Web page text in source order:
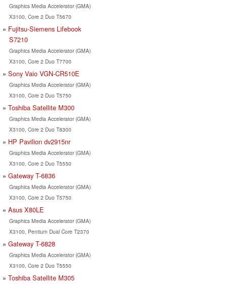
Graphics Media Accelerator (GMA)
X3100, Core 2 Duo T5670
Fujitsu-Siemens Lifebook
S7210
Graphics Media Accelerator (GMA)
X3100, Core 2 Duo T7700
Sony Vaio VGN-CR510E
Graphics Media Accelerator (GMA)
X3100, Core 2 Duo T5750
Toshiba Satellite M300
Graphics Media Accelerator (GMA)
X3100, Core 2 Duo T8300
HP Pavilion dv2915nr
Graphics Media Accelerator (GMA)
X3100, Core 2 Duo T5550
Gateway T-6836
Graphics Media Accelerator (GMA)
X3100, Core 2 Duo T5750
Asus X80LE
Graphics Media Accelerator (GMA)
X3100, Pentium Dual Core T2370
Gateway T-6828
Graphics Media Accelerator (GMA)
X3100, Core 2 Duo T5550
Toshiba Satellite M305